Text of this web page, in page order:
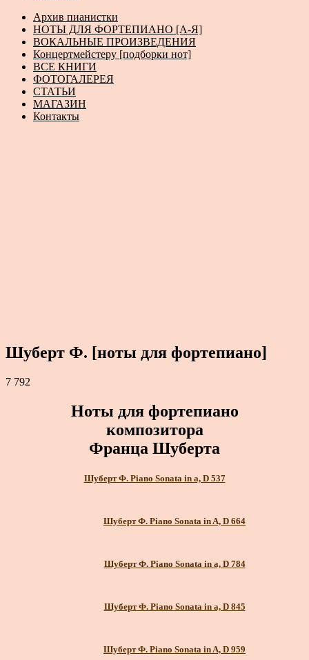
Архив пианистки
НОТЫ ДЛЯ ФОРТЕПИАНО [А-Я]
ВОКАЛЬНЫЕ ПРОИЗВЕДЕНИЯ
Концертмейстеру [подборки нот]
ВСЕ КНИГИ
ФОТОГАЛЕРЕЯ
СТАТЬИ
МАГАЗИН
Контакты
Шуберт Ф. [ноты для фортепиано]
7 792
Ноты для фортепиано
композитора
Франца Шуберта
Шуберт Ф. Piano Sonata in a, D 537
Шуберт Ф. Piano Sonata in A, D 664
Шуберт Ф. Piano Sonata in a, D 784
Шуберт Ф. Piano Sonata in a, D 845
Шуберт Ф. Piano Sonata in A, D 959